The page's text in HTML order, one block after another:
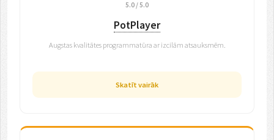
5.0 / 5.0
PotPlayer
Augstas kvalitātes programmatūra ar izcilām atsauksmēm.
Skatīt vairāk